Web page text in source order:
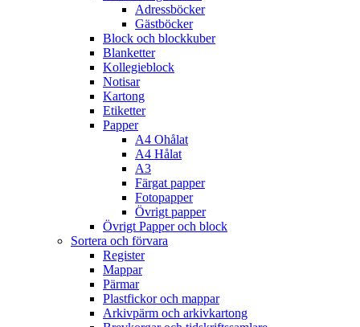
Adressböcker
Gästböcker
Block och blockkuber
Blanketter
Kollegieblock
Notisar
Kartong
Etiketter
Papper
A4 Ohålat
A4 Hålat
A3
Färgat papper
Fotopapper
Övrigt papper
Övrigt Papper och block
Sortera och förvara
Register
Mappar
Pärmar
Plastfickor och mappar
Arkivpärm och arkivkartong